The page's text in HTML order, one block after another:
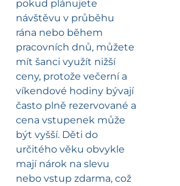
pokud plánujete
návštěvu v průběhu
rána nebo během
pracovních dnů, můžete
mít šanci využít nižší
ceny, protože večerní a
víkendové hodiny bývají
často plně rezervované a
cena vstupenek může
být vyšší. Děti do
určitého věku obvykle
mají nárok na slevu
nebo vstup zdarma, což